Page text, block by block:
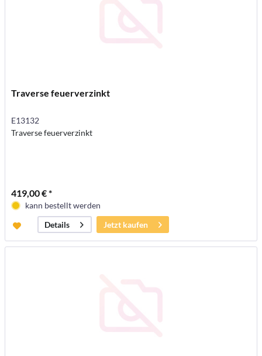
Traverse feuerverzinkt
E13132
Traverse feuerverzinkt
419,00 € *
kann bestellt werden
Details
Jetzt kaufen